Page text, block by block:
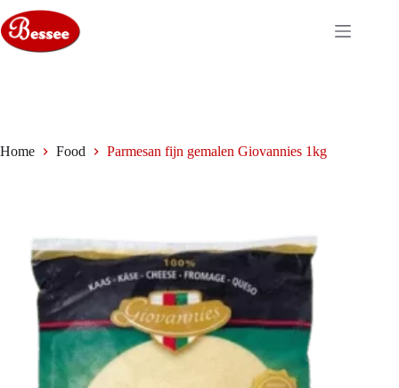
naar
de
inhoud
Home Food Parmesan fijn gemalen Giovannies 1kg